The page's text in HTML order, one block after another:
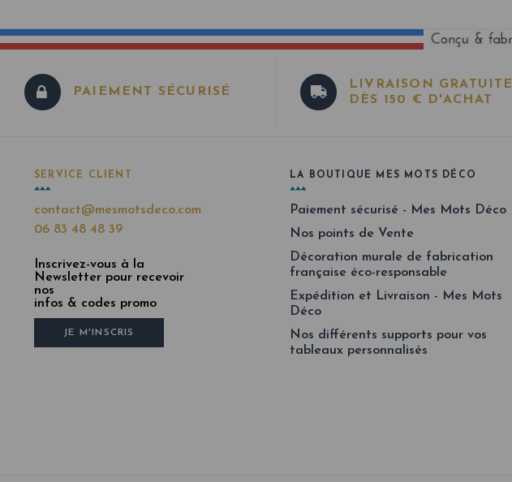
PAIEMENT SÉCURISÉ
LIVRAISON GRATUITE
DÈS 150 € D'ACHAT
SERVICE CLIENT
contact@mesmotsdeco.com
06 83 48 48 39
Inscrivez-vous à la
Newsletter pour recevoir
nos
infos & codes promo
JE M'INSCRIS
LA BOUTIQUE MES MOTS DÉCO
Paiement sécurisé - Mes Mots Déco
Nos points de Vente
Décoration murale de fabrication
française éco-responsable
Expédition et Livraison - Mes Mots
Déco
Nos différents supports pour vos
tableaux personnalisés